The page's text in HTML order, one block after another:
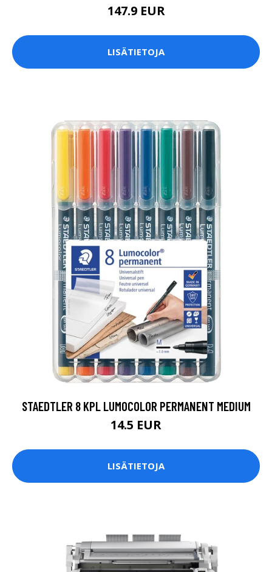
147.9 EUR
LISÄTIETOJA
STAEDTLER 8 KPL LUMOCOLOR PERMANENT MEDIUM
14.5 EUR
LISÄTIETOJA